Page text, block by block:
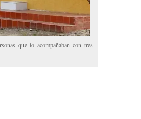
que lo acompañaban con tres